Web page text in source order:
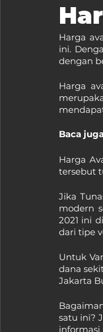
Harga
ini.
dengan
Harga
Baca
Harga
tersebut
Jika
modern
2021 ini
dari tipe
Untuk
dana
Jakarta
satu ini?
informasi